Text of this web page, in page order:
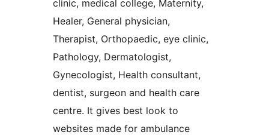
clinic, medical college, Maternity,
Healer, General physician,
Therapist, Orthopaedic, eye clinic,
Pathology, Dermatologist,
Gynecologist, Health consultant,
dentist, surgeon and health care
centre. It gives best look to
websites made for ambulance